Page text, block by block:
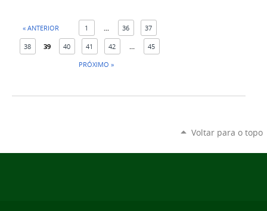
« ANTERIOR 1 ... 36 37
38 39 40 41 42 ...
45
PRÓXIMO »
Voltar para o topo